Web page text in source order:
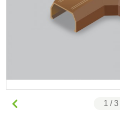
1 / 3